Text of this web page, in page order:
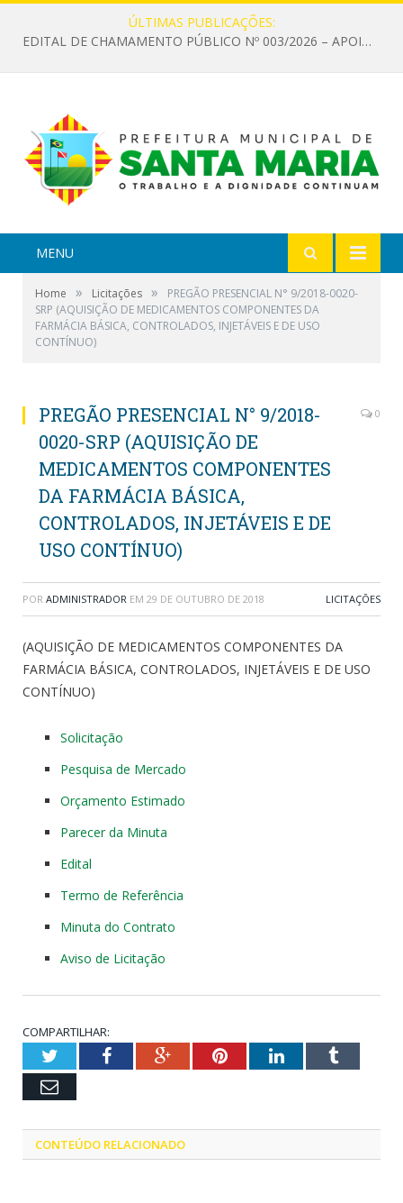
ÚLTIMAS PUBLICAÇÕES:
EDITAL DE CHAMAMENTO PÚBLICO Nº 003/2026 – APOIO À INFRAESTRUTURA CULTURAL
MENU
Home » Licitações »
PREGÃO PRESENCIAL N° 9/2018-0020-
SRP (AQUISIÇÃO DE MEDICAMENTOS COMPONENTES DA
FARMÁCIA BÁSICA, CONTROLADOS, INJETÁVEIS E DE USO
CONTÍNUO)
PREGÃO PRESENCIAL N° 9/2018-
0020-SRP (AQUISIÇÃO DE
MEDICAMENTOS COMPONENTES
DA FARMÁCIA BÁSICA,
CONTROLADOS, INJETÁVEIS E DE
USO CONTÍNUO)
0
POR ADMINISTRADOR EM 29 DE OUTUBRO DE 2018 LICITAÇÕES
(AQUISIÇÃO DE MEDICAMENTOS COMPONENTES DA
FARMÁCIA BÁSICA, CONTROLADOS, INJETÁVEIS E DE USO
CONTÍNUO)
Solicitação
Pesquisa de Mercado
Orçamento Estimado
Parecer da Minuta
Edital
Termo de Referência
Minuta do Contrato
Aviso de Licitação
COMPARTILHAR:
TwitterFacebookGoogle+PinterestLinkedInTumblr
Email
CONTEÚDO RELACIONADO